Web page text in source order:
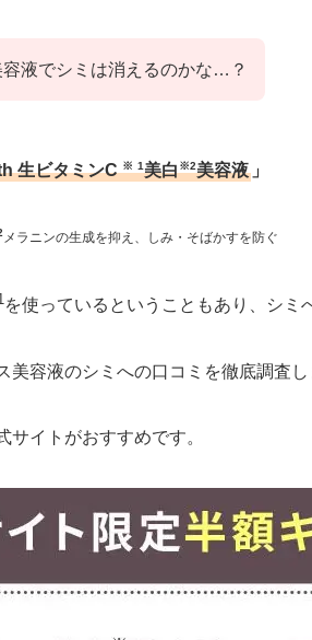
液でシミは消えるのかな…？
生ビタミンC ※ 1美白※2美容液 」
メラニンの生成を抑え、しみ・そばかすを防ぐ
を使っているということもあり、シミ
美容液のシミへの口コミを徹底調査
サイトがおすすめです。